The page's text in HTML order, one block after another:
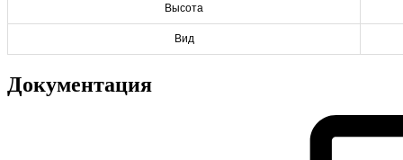
Высота
Вид
Документация